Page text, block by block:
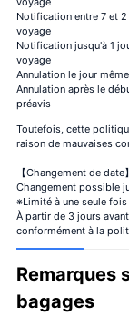
Notification entre 7 et
voyage
Notification jusqu'à 1
voyage
Annulation le jour
Annulation après le
préavis
Toutefois, cette
raison de mauvaises
【Changement de date】
Changement possible
※Limité à une seule fois
À partir de 3 jours
conformément à la
Remarques
bagages